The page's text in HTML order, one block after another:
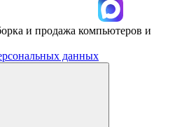
и продажа компьютеров и
данных